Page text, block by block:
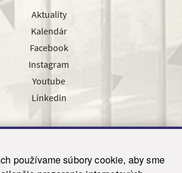
používame súbory cookie, aby sme
Aktuality
Kalendár
Facebook
Instagram
Youtube
Linkedin